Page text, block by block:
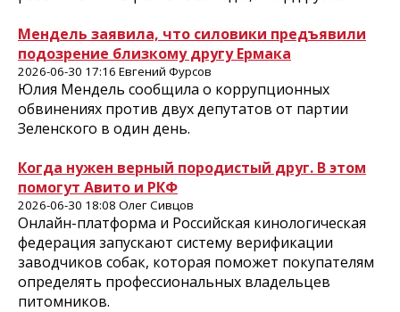
Мендель заявила, что силовики предъявили
подозрение близкому другу Ермака
2026-06-30 17:16 Евгений Фурсов
Юлия Мендель сообщила о коррупционных
обвинениях против двух депутатов от партии
Зеленского в один день.
Когда нужен верный породистый друг. В этом
помогут Авито и РКФ
2026-06-30 18:08 Олег Сивцов
Онлайн-платформа и Российская кинологическая
федерация запускают систему верификации
заводчиков собак, которая поможет покупателям
определять профессиональных владельцев
питомников.